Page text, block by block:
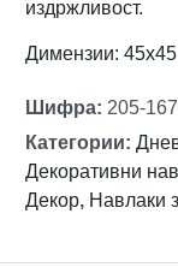
издржливост.
Димензии: 45х45
Шифра: 205-167
Категории:
Декоративни
Декор, Навлаки